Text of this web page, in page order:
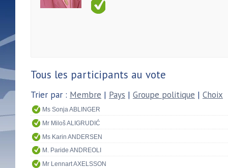
Tous les participants au vote
Trier par : Membre | Pays | Groupe politique | Choix
Ms Sonja ABLINGER
Mr Miloš ALIGRUDIĆ
Ms Karin ANDERSEN
M. Paride ANDREOLI
Mr Lennart AXELSSON